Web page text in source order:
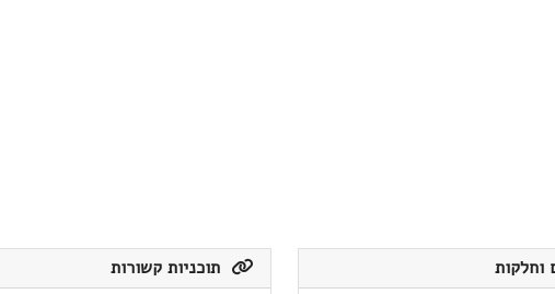
וחלקות תוכניות קשורות